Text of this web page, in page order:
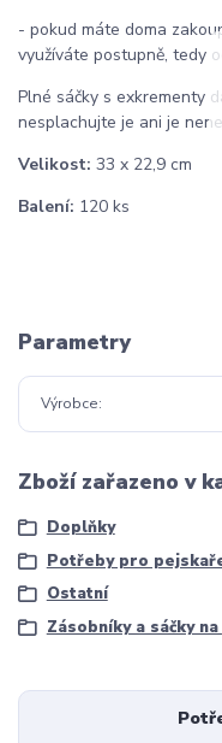
- pokud máte doma
využíváte postupně, tedy
Plné sáčky s exkrementy
nesplachujte je ani je
Velikost: 33 x 22,9 cm
Balení: 120 ks
Parametry
Výrobce
Zboží zařazeno v
Doplňky
Potřeby pro
Ostatní
Zásobníky a sáčky